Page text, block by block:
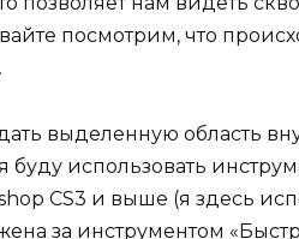
посмотрим, что
выделенную область
буду использовать
CS3 и выше (я здесь
за инструментом